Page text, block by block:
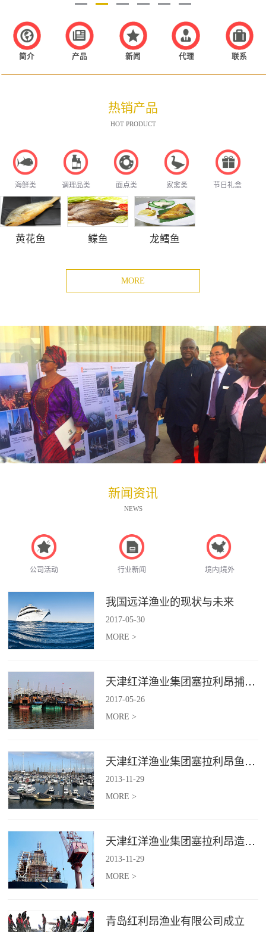
简介 产品 新闻 代理 联系
热销产品
HOT PRODUCT
海鲜类 调理品类 面点类 家禽类 节日礼盒
黄花鱼 鲽鱼 龙鳕鱼
MORE
新闻资讯
NEWS
公司活动 行业新闻 境内|境外
我国远洋渔业的现状与未来
2017-05-30
MORE >
天津红洋渔业集团塞拉利昂捕捞项目
2017-05-26
MORE >
天津红洋渔业集团塞拉利昂鱼粉项目
2013-11-29
MORE >
天津红洋渔业集团塞拉利昂造船项目
2013-11-29
MORE >
青岛红利昂渔业有限公司成立